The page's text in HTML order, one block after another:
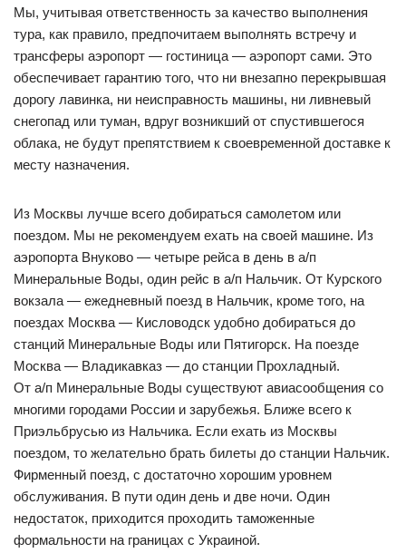
Мы, учитывая ответственность за качество выполнения
тура, как правило, предпочитаем выполнять встречу и
трансферы аэропорт — гостиница — аэропорт сами. Это
обеспечивает гарантию того, что ни внезапно перекрывшая
дорогу лавинка, ни неисправность машины, ни ливневый
снегопад или туман, вдруг возникший от спустившегося
облака, не будут препятствием к своевременной доставке к
месту назначения.
Из Москвы лучше всего добираться самолетом или
поездом. Мы не рекомендуем ехать на своей машине. Из
аэропорта Внуково — четыре рейса в день в а/п
Минеральные Воды, один рейс в а/п Нальчик. От Курского
вокзала — ежедневный поезд в Нальчик, кроме того, на
поездах Москва — Кисловодск удобно добираться до
станций Минеральные Воды или Пятигорск. На поезде
Москва — Владикавказ — до станции Прохладный.
От а/п Минеральные Воды существуют авиасообщения со
многими городами России и зарубежья. Ближе всего к
Приэльбрусью из Нальчика. Если ехать из Москвы
поездом, то желательно брать билеты до станции Нальчик.
Фирменный поезд, с достаточно хорошим уровнем
обслуживания. В пути один день и две ночи. Один
недостаток, приходится проходить таможенные
формальности на границах с Украиной.